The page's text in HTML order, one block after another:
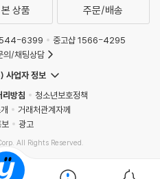
상품 주문/배송
6399
중고샵 1566-4295
/채팅상담
사업자 정보
리방침
청소년보호정책
거래처관계자께
광고
All Rights Reserved.